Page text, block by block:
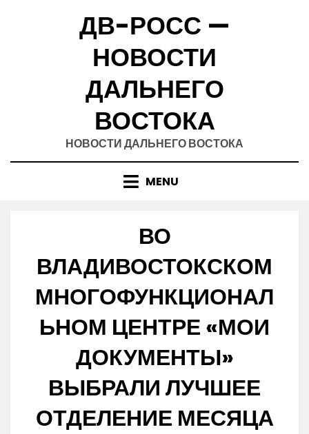
ДВ-РОСС —
НОВОСТИ
ДАЛЬНЕГО
ВОСТОКА
НОВОСТИ ДАЛЬНЕГО ВОСТОКА
MENU
ВО
ВЛАДИВОСТОКСКОМ
МНОГОФУНКЦИОНАЛ
ЬНОМ ЦЕНТРЕ «МОИ
ДОКУМЕНТЫ»
ВЫБРАЛИ ЛУЧШЕЕ
ОТДЕЛЕНИЕ МЕСЯЦА